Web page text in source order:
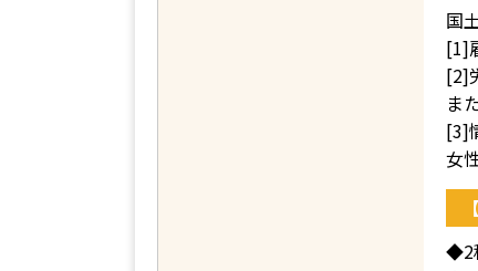
国
[1]
[2]
ま
[3]
女
◆2